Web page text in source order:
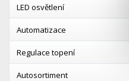
LED osvětlení
Automatizace
Regulace topení
Autosortiment